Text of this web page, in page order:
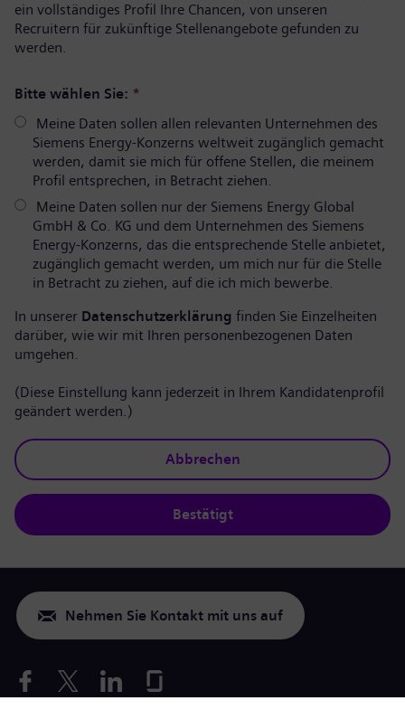
ein vollständiges Profil Ihre Chancen, von unseren
Recruitern für zukünftige Stellenangebote gefunden zu
werden.
Bitte wählen Sie: *
Meine Daten sollen allen relevanten Unternehmen des
Siemens Energy-Konzerns weltweit zugänglich gemacht
werden, damit sie mich für offene Stellen, die meinem
Profil entsprechen, in Betracht ziehen.
Meine Daten sollen nur der Siemens Energy Global
GmbH & Co. KG und dem Unternehmen des Siemens
Energy-Konzerns, das die entsprechende Stelle anbietet,
zugänglich gemacht werden, um mich nur für die Stelle
in Betracht zu ziehen, auf die ich mich bewerbe.
In unserer Datenschutzerklärung finden Sie Einzelheiten
darüber, wie wir mit Ihren personenbezogenen Daten
umgehen.
(Diese Einstellung kann jederzeit in Ihrem Kandidatenprofil
geändert werden.)
Abbrechen
Bestätigt
Nehmen Sie Kontakt mit uns auf